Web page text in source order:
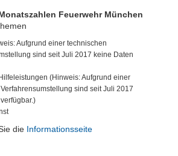
Feuerwehr München
Aufgrund einer technischen
sind seit Juli 2017 keine Daten
(Hinweis: Aufgrund einer
sind seit Juli 2017
die Informationsseite